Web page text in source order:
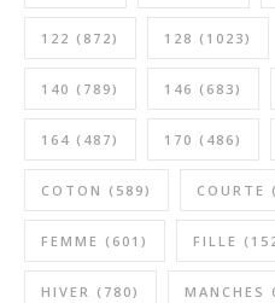
122 (872) 128 (1023)
140 (789) 146 (683)
164 (487) 170 (486)
COTON (589) COURTE
FEMME (601) FILLE
HIVER (780) MANCHES